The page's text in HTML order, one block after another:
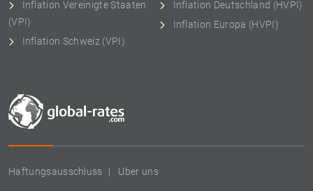
Haftungsausschluss Uber uns
Inflation Vereinigte Staaten
(VPI)
Inflation Schweiz (VPI)
Inflation Deutschland (HVPI)
Inflation Europa (HVPI)